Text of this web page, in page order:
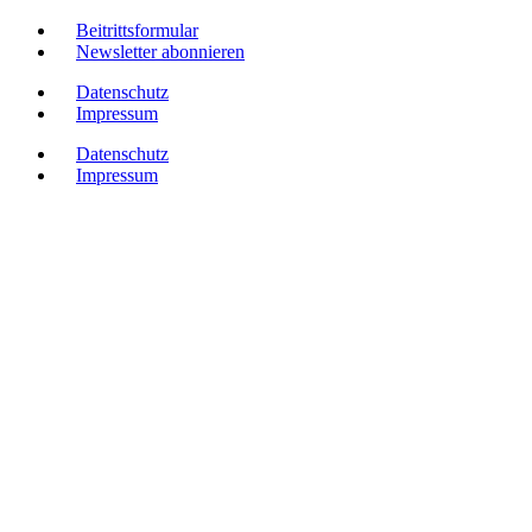
Beitrittsformular
Newsletter abonnieren
Datenschutz
Impressum
Datenschutz
Impressum